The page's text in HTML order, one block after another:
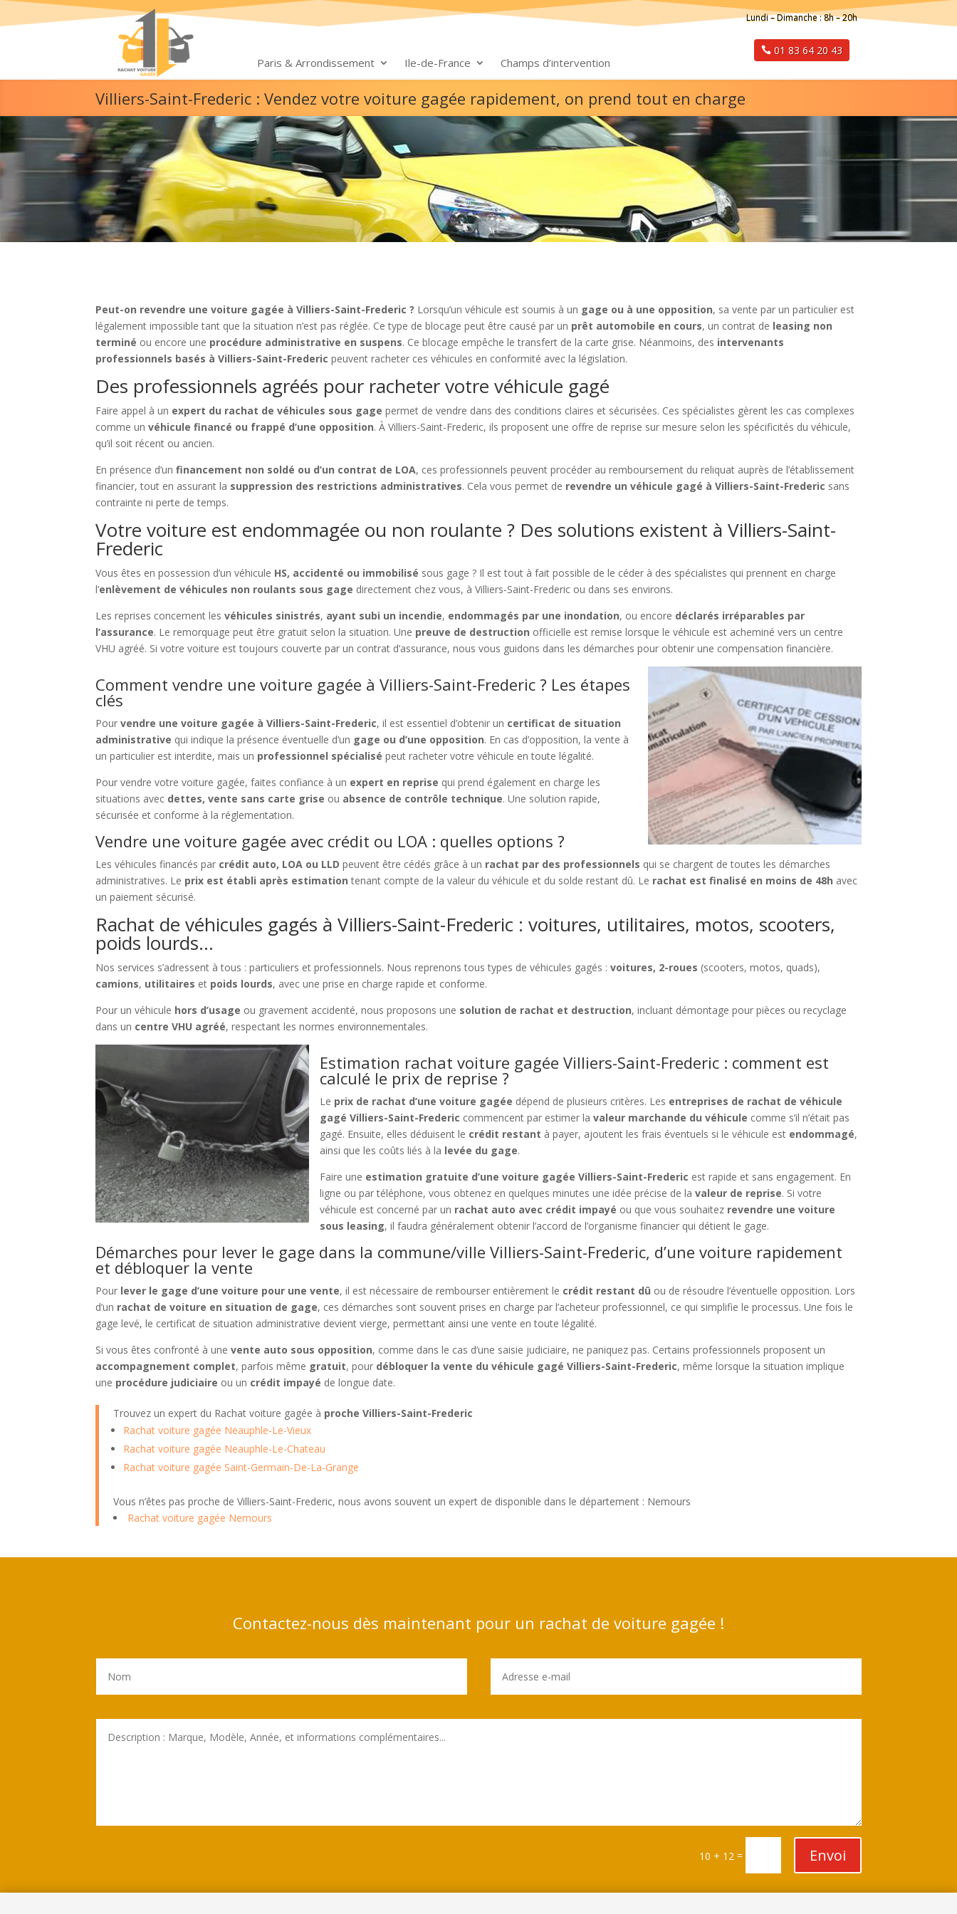
Paris & Arrondissement Ile-de-France Champs d’intervention
Lundi – Dimanche : 8h – 20h
01 83 64 20 43
Villiers-Saint-Frederic : Vendez votre voiture gagée rapidement, on prend tout en charge
Peut-on revendre une voiture gagée à Villiers-Saint-Frederic ? Lorsqu’un véhicule est soumis à un gage ou à une opposition, sa vente par un particulier est
légalement impossible tant que la situation n’est pas réglée. Ce type de blocage peut être causé par un prêt automobile en cours, un contrat de leasing non
terminé ou encore une procédure administrative en suspens. Ce blocage empêche le transfert de la carte grise. Néanmoins, des intervenants
professionnels basés à Villiers-Saint-Frederic peuvent racheter ces véhicules en conformité avec la législation.
Des professionnels agréés pour racheter votre véhicule gagé
Faire appel à un expert du rachat de véhicules sous gage permet de vendre dans des conditions claires et sécurisées. Ces spécialistes gèrent les cas complexes
comme unvéhicule financé ou frappé d’une opposition. À Villiers-Saint-Frederic, ils proposent une offre de reprise sur mesure selon les spécificités du véhicule,
qu’il soit récent ou ancien.
En présence d’unfinancement non soldé ou d’un contrat de LOA, ces professionnels peuvent procéder au remboursement du reliquat auprès de l’établissement
financier, tout en assurant la suppression des restrictions administratives. Cela vous permet de revendre un véhicule gagé à Villiers-Saint-Frederic sans
contrainte ni perte de temps.
Votre voiture est endommagée ou non roulante ? Des solutions existent à Villiers-Saint-
Frederic
Vous êtes en possession d’un véhicule HS, accidenté ou immobilisé sous gage ? Il est tout à fait possible de le céder à des spécialistes qui prennent en charge
l’enlèvement de véhicules non roulants sous gage directement chez vous, à Villiers-Saint-Frederic ou dans ses environs.
Les reprises concernent lesvéhicules sinistrés, ayant subi un incendie, endommagés par une inondation, ou encore déclarés irréparables par
l’assurance. Le remorquage peut être gratuit selon la situation. Une preuve de destruction officielle est remise lorsque le véhicule est acheminé vers un centre
VHU agréé. Si votre voiture est toujours couverte par un contrat d’assurance, nous vous guidons dans les démarches pour obtenir une compensation financière.
Comment vendre une voiture gagée à Villiers-Saint-Frederic ? Les étapes
clés
Pourvendre une voiture gagée à Villiers-Saint-Frederic, il est essentiel d’obtenir un certificat de situation
administrative qui indique la présence éventuelle d’un gage ou d’une opposition. En cas d’opposition, la vente à
un particulier est interdite, mais un professionnel spécialisé peut racheter votre véhicule en toute légalité.
Pour vendre votre voiture gagée, faites confiance à un expert en reprise qui prend également en charge les
situations avec dettes, vente sans carte grise ou absence de contrôle technique. Une solution rapide,
sécurisée et conforme à la réglementation.
Vendre une voiture gagée avec crédit ou LOA : quelles options ?
Les véhicules financés par crédit auto, LOA ou LLD peuvent être cédés grâce à un rachat par des professionnels qui se chargent de toutes les démarches
administratives. Le prix est établi après estimation tenant compte de la valeur du véhicule et du solde restant dû. Le rachat est finalisé en moins de 48h avec
un paiement sécurisé.
Rachat de véhicules gagés à Villiers-Saint-Frederic : voitures, utilitaires, motos, scooters,
poids lourds…
Nos services s’adressent à tous : particuliers et professionnels. Nous reprenons tous types de véhicules gagés :voitures, 2-roues (scooters, motos, quads),
camions, utilitaires et poids lourds, avec une prise en charge rapide et conforme.
Pour un véhicule hors d’usage ou gravement accidenté, nous proposons une solution de rachat et destruction, incluant démontage pour pièces ou recyclage
dans un centre VHU agréé, respectant les normes environnementales.
Estimation rachat voiture gagée Villiers-Saint-Frederic : comment est
calculé le prix de reprise ?
Le prix de rachat d’une voiture gagée dépend de plusieurs critères. Les entreprises de rachat de véhicule
gagé Villiers-Saint-Frederic commencent par estimer lavaleur marchande du véhicule comme s’il n’était pas
gagé. Ensuite, elles déduisent le crédit restant à payer, ajoutent les frais éventuels si le véhicule est endommagé,
ainsi que les coûts liés à la levée du gage.
Faire une estimation gratuite d’une voiture gagée Villiers-Saint-Frederic est rapide et sans engagement. En
ligne ou par téléphone, vous obtenez en quelques minutes une idée précise de lavaleur de reprise. Si votre
véhicule est concerné par un rachat auto avec crédit impayé ou que vous souhaitez revendre une voiture
sous leasing, il faudra généralement obtenir l’accord de l’organisme financier qui détient le gage.
Démarches pour lever le gage dans la commune/ville Villiers-Saint-Frederic, d’une voiture rapidement
et débloquer la vente
Pour lever le gage d’une voiture pour une vente, il est nécessaire de rembourser entièrement le crédit restant dû ou de résoudre l’éventuelle opposition. Lors
d’un rachat de voiture en situation de gage, ces démarches sont souvent prises en charge par l’acheteur professionnel, ce qui simplifie le processus. Une fois le
gage levé, le certificat de situation administrative devient vierge, permettant ainsi une vente en toute légalité.
Si vous êtes confronté à unevente auto sous opposition, comme dans le cas d’une saisie judiciaire, ne paniquez pas. Certains professionnels proposent un
accompagnement complet, parfois même gratuit, pour débloquer la vente du véhicule gagé Villiers-Saint-Frederic, même lorsque la situation implique
une procédure judiciaire ou un crédit impayé de longue date.
Trouvez un expert du Rachat voiture gagée à proche Villiers-Saint-Frederic
Rachat voiture gagée Neauphle-Le-Vieux
Rachat voiture gagée Neauphle-Le-Chateau
Rachat voiture gagée Saint-Germain-De-La-Grange
Vous n’êtes pas proche de Villiers-Saint-Frederic, nous avons souvent un expert de disponible dans le département : Nemours
Rachat voiture gagée Nemours
Contactez-nous dès maintenant pour un rachat de voiture gagée !
10 + 12 = Envoi